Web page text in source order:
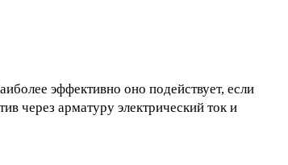
эффективно оно подействует, если
через арматуру электрический ток и